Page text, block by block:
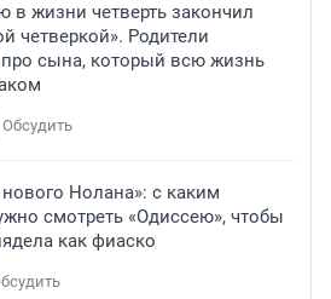
в жизни четверть закончил
четверкой». Родители
про сына, который всю жизнь
Обсудить
Нолана»: с каким
смотреть «Одиссею», чтобы
как фиаско